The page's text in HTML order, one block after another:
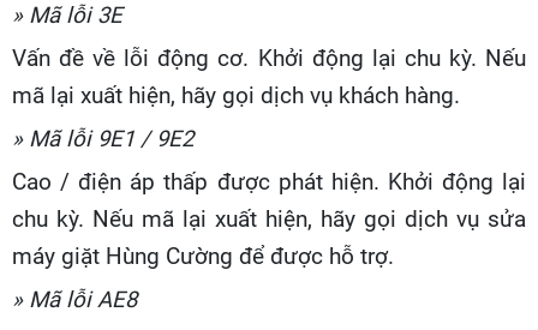
» Mã lỗi 3E
Vấn đề về lỗi động cơ. Khởi động lại chu kỳ. Nếu
mã lại xuất hiện, hãy gọi dịch vụ khách hàng.
» Mã lỗi 9E1 / 9E2
Cao / điện áp thấp được phát hiện. Khởi động lại
chu kỳ. Nếu mã lại xuất hiện, hãy gọi dịch vụ sửa
máy giặt Hùng Cường để được hỗ trợ.
» Mã lỗi AE8